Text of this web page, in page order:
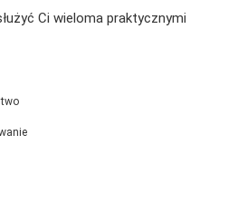
Ci wieloma praktycznymi